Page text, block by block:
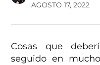
AGOSTO 17, 2022
Cosas que
seguido en